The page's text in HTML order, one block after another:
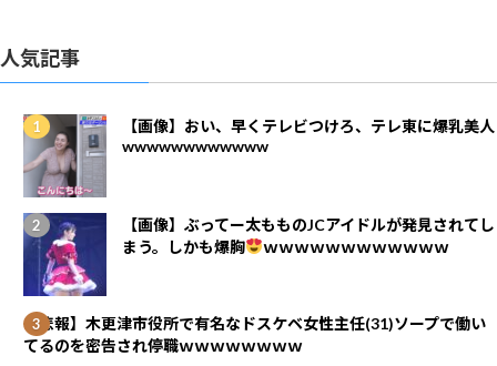
人気記事
【画像】おい、早くテレビつけろ、テレ東に爆乳美人
wwwwwwwwwwww
【画像】ぶってー太もものJCアイドルが発見されてし
まう。しかも爆胸
ｗｗｗｗｗｗｗｗｗｗｗｗ
【悲報】木更津市役所で有名なドスケベ女性主任(31)ソープで働い
てるのを密告され停職ｗｗｗｗｗｗｗｗ